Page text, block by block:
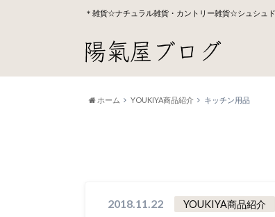
＊雑貨☆ナチュラル雑貨・カントリー雑貨☆シュシュ
ホーム YOUKIYA商品紹介 キッチン用品
2018.11.22 YOUKIYA商品紹介